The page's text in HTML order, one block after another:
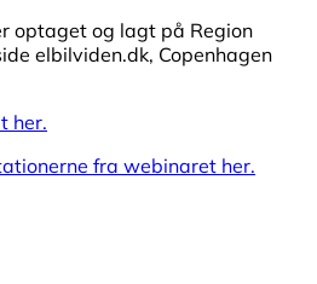
optaget og lagt på Region
elbilviden.dk, Copenhagen
her.
fra webinaret her.